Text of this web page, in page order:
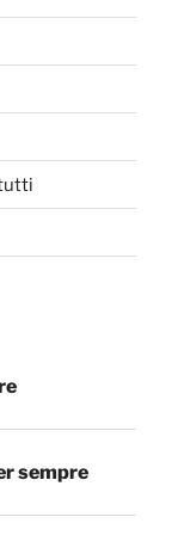
sempre